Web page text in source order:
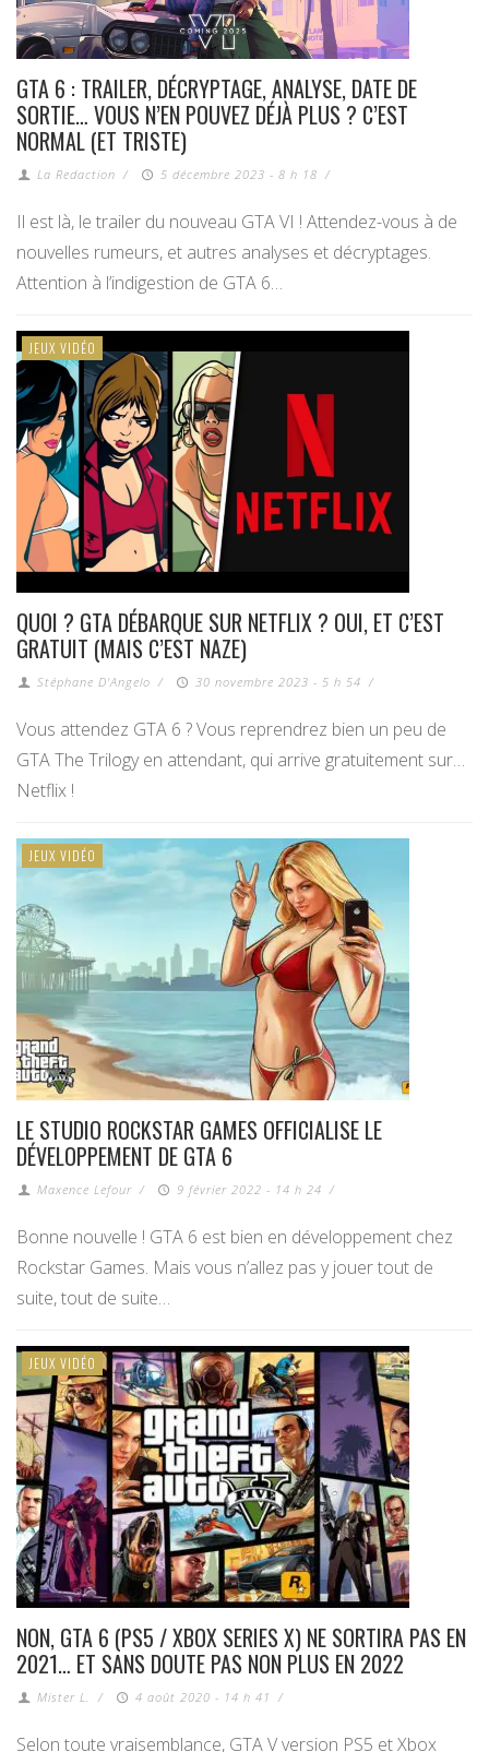
GTA 6 : TRAILER, DÉCRYPTAGE, ANALYSE, DATE DE
SORTIE… VOUS N’EN POUVEZ DÉJÀ PLUS ? C’EST
NORMAL (ET TRISTE)
La Redaction / 5 décembre 2023 - 8 h 18 /
Il est là, le trailer du nouveau GTA VI ! Attendez-vous à de
nouvelles rumeurs, et autres analyses et décryptages.
Attention à l’indigestion de GTA 6…
JEUX VIDÉO
QUOI ? GTA DÉBARQUE SUR NETFLIX ? OUI, ET C’EST
GRATUIT (MAIS C’EST NAZE)
Stéphane D'Angelo / 30 novembre 2023 - 5 h 54 /
Vous attendez GTA 6 ? Vous reprendrez bien un peu de
GTA The Trilogy en attendant, qui arrive gratuitement sur…
Netflix !
JEUX VIDÉO
LE STUDIO ROCKSTAR GAMES OFFICIALISE LE
DÉVELOPPEMENT DE GTA 6
Maxence Lefour / 9 février 2022 - 14 h 24 /
Bonne nouvelle ! GTA 6 est bien en développement chez
Rockstar Games. Mais vous n’allez pas y jouer tout de
suite, tout de suite…
JEUX VIDÉO
NON, GTA 6 (PS5 / XBOX SERIES X) NE SORTIRA PAS EN
2021… ET SANS DOUTE PAS NON PLUS EN 2022
Mister L. / 4 août 2020 - 14 h 41 /
Selon toute vraisemblance, GTA V version PS5 et Xbox